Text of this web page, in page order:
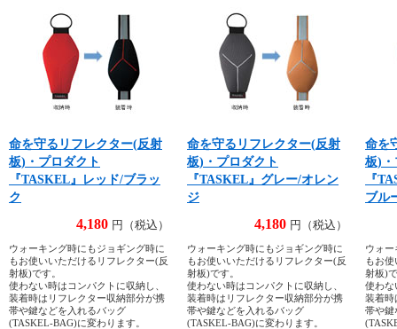
命を守るリフレクター(反射
板)・プロダクト
『TASKEL』レッド/ブラッ
ク
4,180 円（税込）
ウォーキング時にもジョギング時に
もお使いいただけるリフレクター(反
射板)です。
使わない時はコンパクトに収納し、
装着時はリフレクター収納部分が携
帯や鍵などを入れるバッグ
(TASKEL-BAG)に変わります。
命を守るリフレクター(反射
板)・プロダクト
『TASKEL』グレー/オレン
ジ
4,180 円（税込）
ウォーキング時にもジョギング時に
もお使いいただけるリフレクター(反
射板)です。
使わない時はコンパクトに収納し、
装着時はリフレクター収納部分が携
帯や鍵などを入れるバッグ
(TASKEL-BAG)に変わります。
命を
板)・
『
ブル
ウォ
もお
射板)
使わな
装着時
帯や鍵